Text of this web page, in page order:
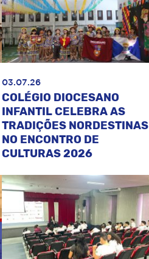
03.07.26
COLÉGIO DIOCESANO
INFANTIL CELEBRA AS
TRADIÇÕES NORDESTINAS
NO ENCONTRO DE
CULTURAS 2026